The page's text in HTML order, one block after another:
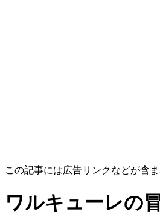
この記事には広告リンクなどが含
ワルキューレの